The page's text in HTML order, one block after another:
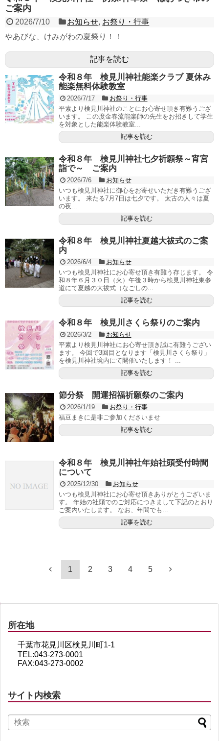
ご案内
2026/7/10 お知らせ, お祭り・行事
やあびな、けみがわの夏祭り！！
記事を読む
令和８年 検見川神社能楽クラブ 夏休み
能楽無料体験教室
2026/7/17
お祭り・行事
平素より検見川神社のことにお心寄せ頂き有難うござ
います。 この度金春流能楽師の先生をお招きして学生
を対象とした能楽体験教室...
記事を読む
令和８年 検見川神社七夕祈願祭～宵宮
詣で～ ご案内
2026/7/6
お知らせ
いつも検見川神社に御心をお寄せいただき有難うござ
います。 来たる7月7日は七夕です。 太古の人々は夏
の夜...
記事を読む
令和８年 検見川神社夏越大祓式のご案
内
2026/6/4
お知らせ
いつも検見川神社にお心寄せ頂き有難う存じます。 令
和８年６月３０日（火）午後３時から検見川神社東参
道にて夏越の大祓式（なごしの...
記事を読む
令和８年 検見川さくら祭りのご案内
2026/3/2
お知らせ
平素より検見川神社にお心寄せ頂き誠に有難うござい
ます。 今回で3回目となります「検見川さくら祭り」
を検見川神社境内にて開催いたします！ ...
記事を読む
節分祭 開運招福祈願祭のご案内
2026/1/19
お祭り・行事
福豆まきに是非ご参加くださいませ
記事を読む
令和８年 検見川神社年始社頭受付時間
について
2025/12/30
お知らせ
いつも検見川神社にお心寄せ頂きありがとうございま
す。 年始の社頭でのご対応につきまして下記のとおり
ご案内いたします。 なお、年間でも...
記事を読む
1 2 3 4 5
所在地
千葉市花見川区検見川町1-1
TEL:043-273-0001
FAX:043-273-0002
サイト内検索